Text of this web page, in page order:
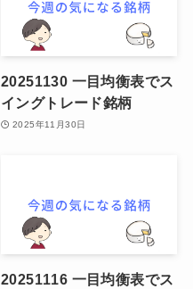
20251130 一目均衡表でス
イングトレード銘柄
2025年11月30日
20251116 一目均衡表でス